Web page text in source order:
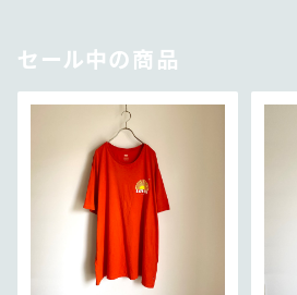
セール中の商品